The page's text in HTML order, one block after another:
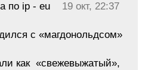
19 окт, 22:37
с «магдонольдсом»
как «свежевыжатый»,